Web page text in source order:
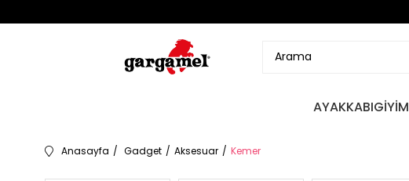
AYAKKABIGİYİM
Anasayfa Gadget Aksesuar Kemer